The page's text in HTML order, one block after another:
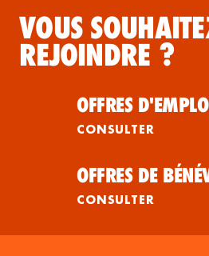
VOUS
REJOINDRE ?
OFFRES
CONSULTER
OFFRES DE
CONSULTER